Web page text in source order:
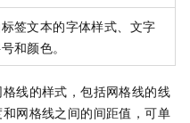
签文本的字体样式、文字
和颜色。
格线的样式，包括网格线的线
网格线之间的间距值，可单